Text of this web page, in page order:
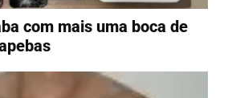
com mais uma boca de